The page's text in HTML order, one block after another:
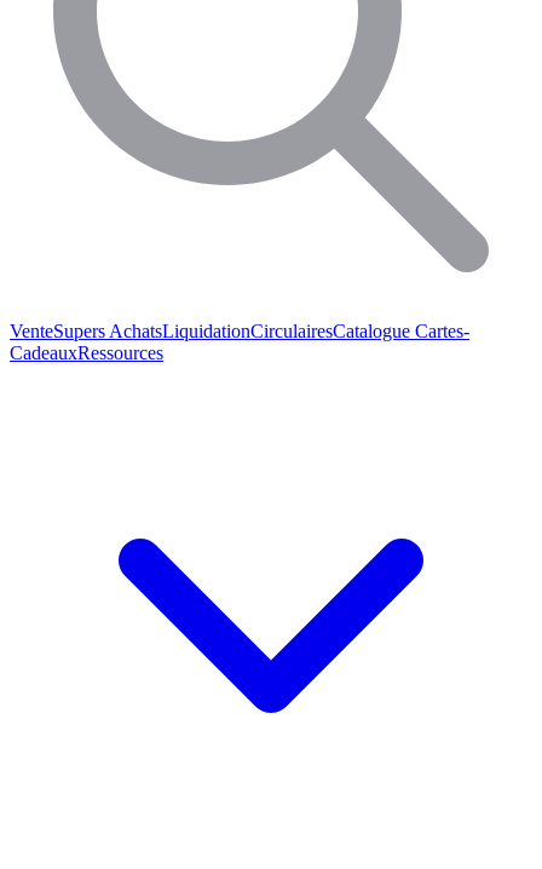
VenteSupers AchatsLiquidationCirculairesCatalogue Cartes-
CadeauxRessources